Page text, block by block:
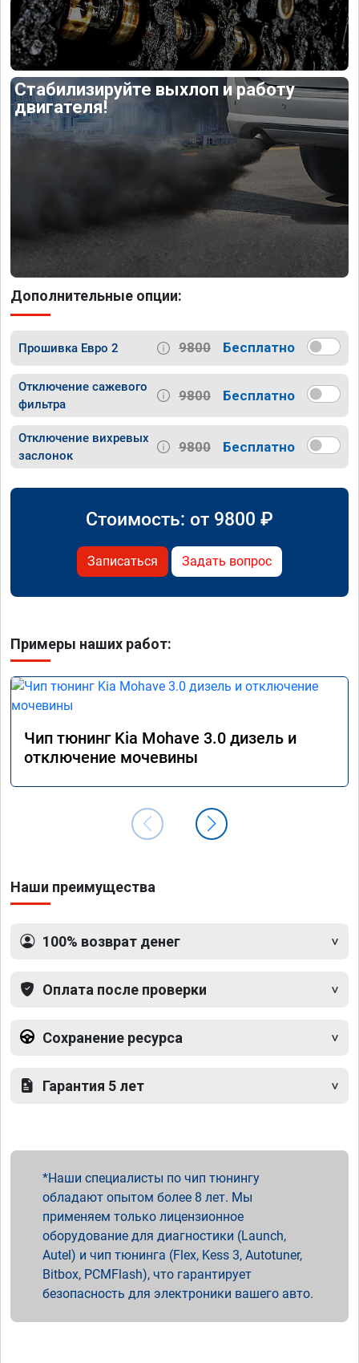
Стабилизируйте выхлоп и работу
двигателя!
Дополнительные опции:
Прошивка Евро 2 9800 Бесплатно
Отключение сажевого
фильтра
9800 Бесплатно
Отключение вихревых
заслонок
9800 Бесплатно
Стоимость: от 9800 ₽
Записаться Задать вопрос
Примеры наших работ:
Чип тюнинг Kia Mohave 3.0 дизель и
отключение мочевины
Наши преимущества
100% возврат денег
Оплата после проверки
Сохранение ресурса
Гарантия 5 лет
Наши специалисты по чип тюнингу
обладают опытом более 8 лет. Мы
применяем только лицензионное
оборудование для диагностики (Launch,
Autel) и чип тюнинга (Flex, Kess 3, Autotuner,
Bitbox, PCMFlash), что гарантирует
безопасность для электроники вашего авто.